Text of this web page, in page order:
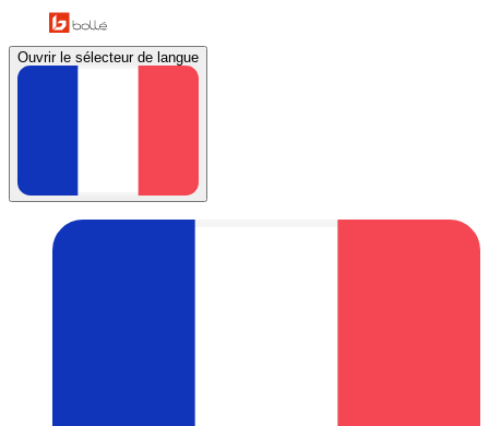
Ouvrir le sélecteur de langue